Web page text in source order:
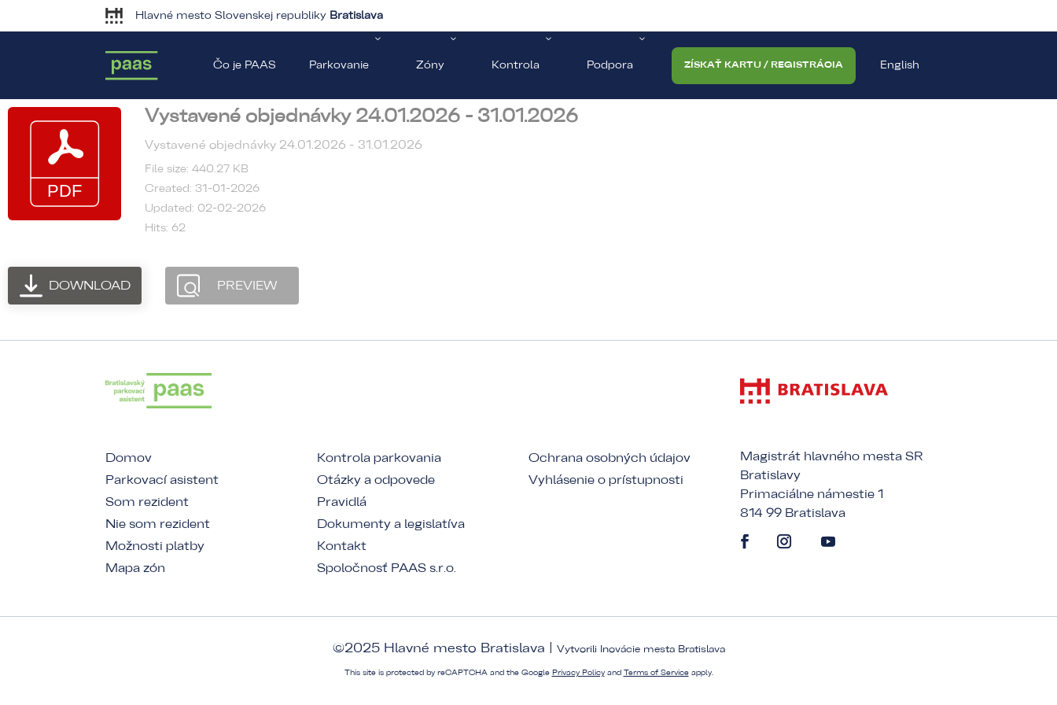
Hlavné mesto Slovenskej republiky Bratislava
Čo je PAAS Parkovanie Zóny Kontrola Podpora ZÍSKAŤ KARTU / REGISTRÁCIA English
Vystavené objednávky 24.01.2026 - 31.01.2026
Vystavené objednávky 24.01.2026 - 31.01.2026
File size: 440.27 KB
Created: 31-01-2026
Updated: 02-02-2026
Hits: 62
DOWNLOAD PREVIEW
Domov
Parkovací asistent
Som rezident
Nie som rezident
Možnosti platby
Mapa zón
Kontrola parkovania
Otázky a odpovede
Pravidlá
Dokumenty a legislatíva
Kontakt
Spoločnosť PAAS s.r.o.
Ochrana osobných údajov
Vyhlásenie o prístupnosti
Magistrát hlavného mesta SR
Bratislavy
Primaciálne námestie 1
814 99 Bratislava
©2025 Hlavné mesto Bratislava | Vytvorili Inovácie mesta Bratislava
This site is protected by reCAPTCHA and the Google Privacy Policyand Terms of Serviceapply.